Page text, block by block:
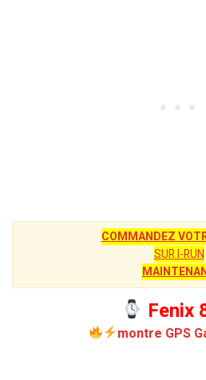
COMMANDEZ
SUR I-RUN
Fenix
montre GPS